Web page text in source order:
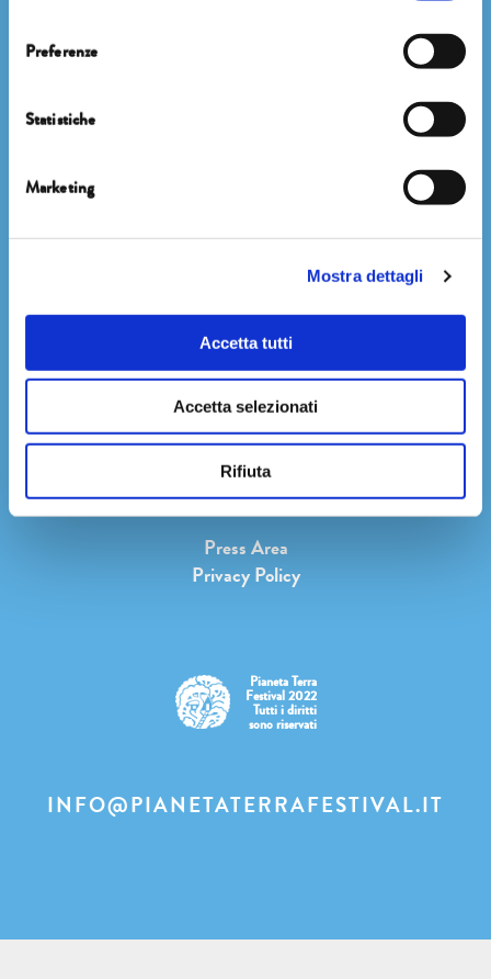
Preferenze
Statistiche
Marketing
Mostra dettagli
Accetta tutti
Accetta selezionati
Rifiuta
Facebook
Instagram
Twitter
Youtube
Press Area
Privacy Policy
Pianeta Terra
Festival 2022
Tutti i diritti
sono riservati
INFO@PIANETATERRAFESTIVAL.IT